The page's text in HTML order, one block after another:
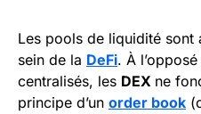
Les pools de liquidité sont
sein de la DeFi. À
centralisés, les DEX ne
principe d’un order book